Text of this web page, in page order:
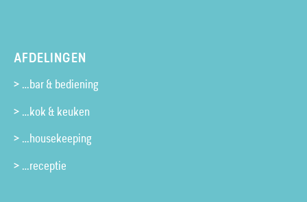
AFDELINGEN
> …bar & bediening
> …kok & keuken
> …housekeeping
> …receptie